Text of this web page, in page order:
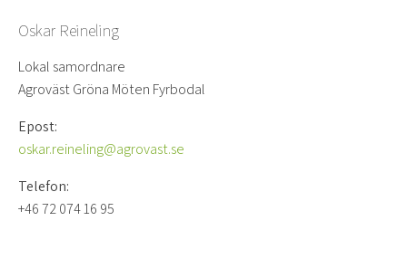
Oskar Reineling
Lokal samordnare
Agroväst Gröna Möten Fyrbodal
Epost:
oskar.reineling@agrovast.se
Telefon:
+46 72 074 16 95